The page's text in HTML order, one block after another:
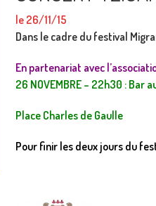
le 26/11/15
Dans le cadre du festival
En partenariat avec
26 NOVEMBRE – 22h30 : Bar
Place Charles de Gaulle
Pour finir les deux jours du